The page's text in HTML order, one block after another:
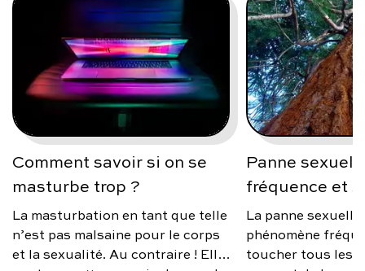
Comment savoir si on se
masturbe trop ?
La masturbation en tant que telle
n’est pas malsaine pour le corps
et la sexualité. Au contraire ! Elle
Panne
fréquence et
La panne
phénomène
toucher tous les